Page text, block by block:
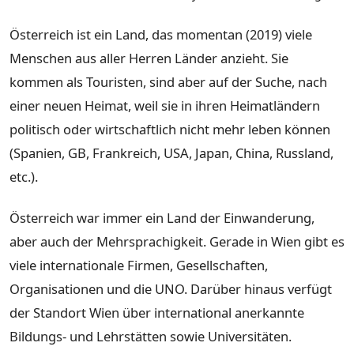
Österreich ist ein Land, das momentan (2019) viele
Menschen aus aller Herren Länder anzieht. Sie
kommen als Touristen, sind aber auf der Suche, nach
einer neuen Heimat, weil sie in ihren Heimatländern
politisch oder wirtschaftlich nicht mehr leben können
(Spanien, GB, Frankreich, USA, Japan, China, Russland,
etc.).
Österreich war immer ein Land der Einwanderung,
aber auch der Mehrsprachigkeit. Gerade in Wien gibt es
viele internationale Firmen, Gesellschaften,
Organisationen und die UNO. Darüber hinaus verfügt
der Standort Wien über international anerkannte
Bildungs- und Lehrstätten sowie Universitäten.